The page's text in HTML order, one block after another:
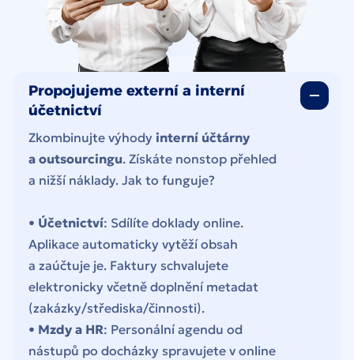
Propojujeme externí a interní
účetnictví
Zkombinujte výhody interní účtárny
a outsourcingu. Získáte nonstop přehled
a nižší náklady. Jak to funguje?
• Účetnictví: Sdílíte doklady online.
Aplikace automaticky vytěží obsah
a zaúčtuje je. Faktury schvalujete
elektronicky včetně doplnění metadat
(zakázky/střediska/činnosti).
• Mzdy a HR: Personální agendu od
nástupů po docházky spravujete v online